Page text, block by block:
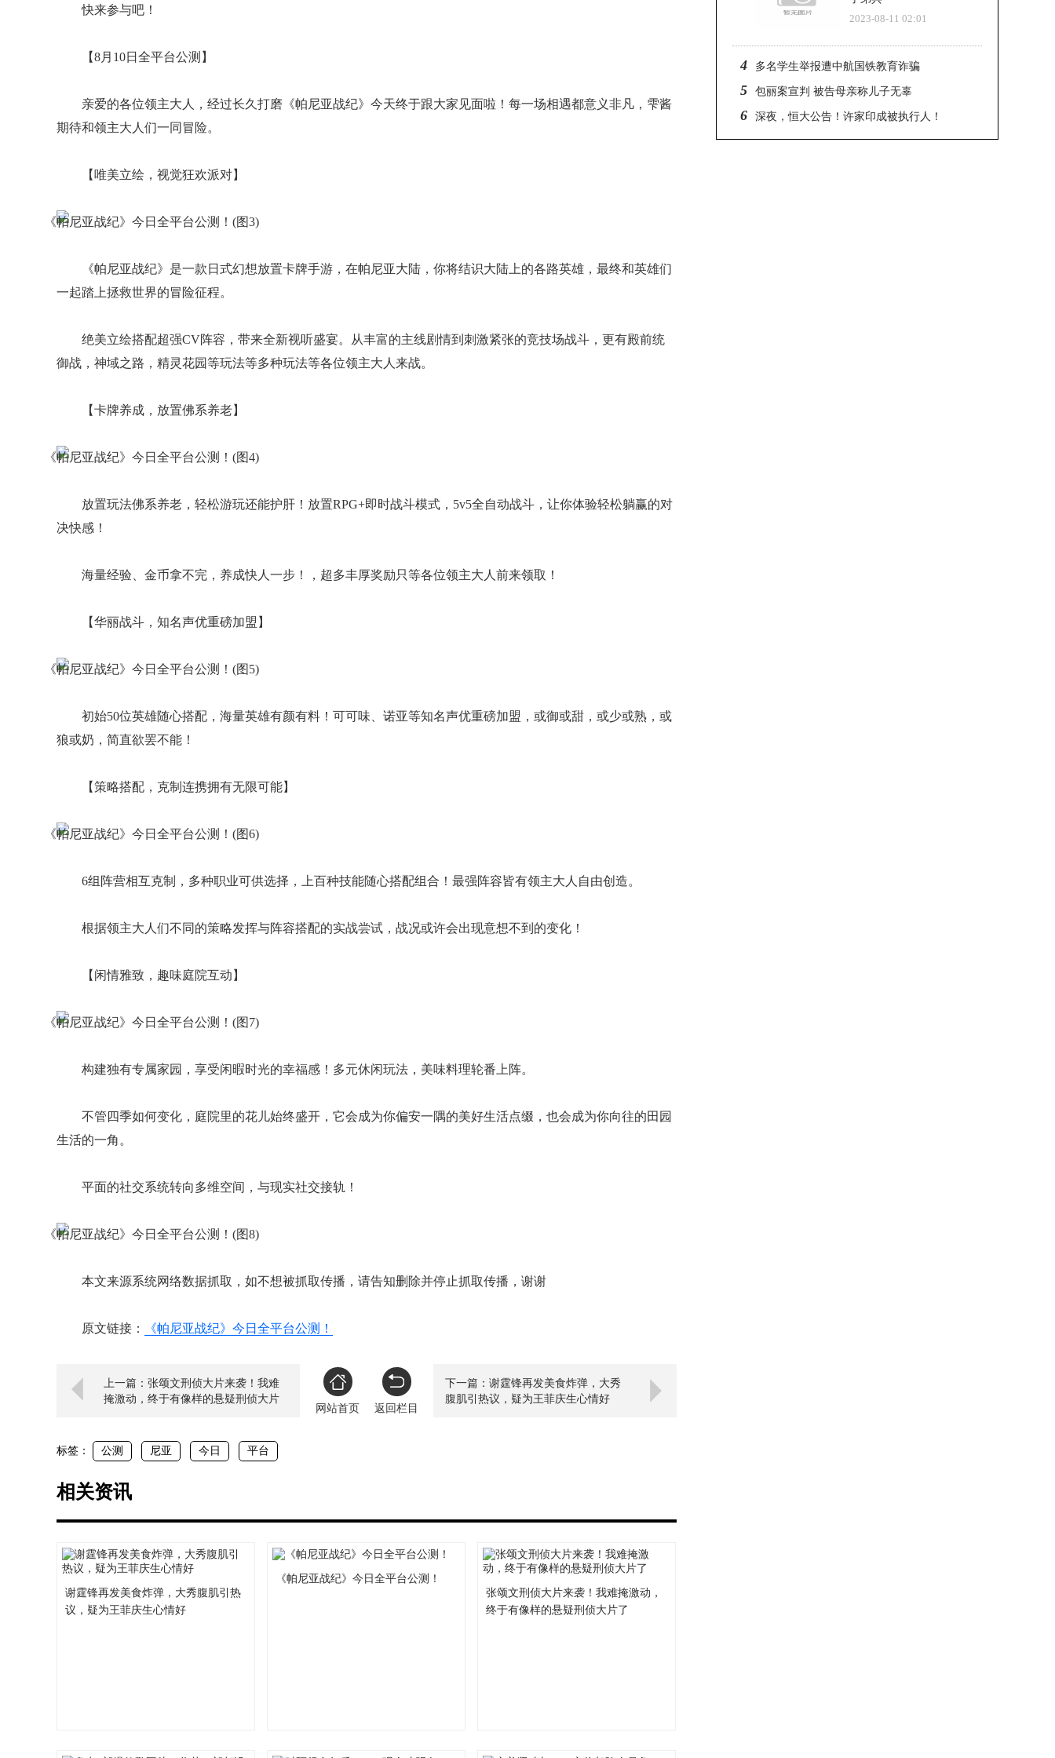
快来参与吧！
【8月10日全平台公测】
亲爱的各位领主大人，经过长久打磨《帕尼亚战纪》今天终于跟大家见面啦！每一场相遇都意义非凡，雫酱
期待和领主大人们一同冒险。
【唯美立绘，视觉狂欢派对】
《帕尼亚战纪》是一款日式幻想放置卡牌手游，在帕尼亚大陆，你将结识大陆上的各路英雄，最终和英雄们
一起踏上拯救世界的冒险征程。
绝美立绘搭配超强CV阵容，带来全新视听盛宴。从丰富的主线剧情到刺激紧张的竞技场战斗，更有殿前统
御战，神域之路，精灵花园等玩法等多种玩法等各位领主大人来战。
【卡牌养成，放置佛系养老】
放置玩法佛系养老，轻松游玩还能护肝！放置RPG+即时战斗模式，5v5全自动战斗，让你体验轻松躺赢的对
决快感！
海量经验、金币拿不完，养成快人一步！，超多丰厚奖励只等各位领主大人前来领取！
【华丽战斗，知名声优重磅加盟】
初始50位英雄随心搭配，海量英雄有颜有料！可可味、诺亚等知名声优重磅加盟，或御或甜，或少或熟，或
狼或奶，简直欲罢不能！
【策略搭配，克制连携拥有无限可能】
6组阵营相互克制，多种职业可供选择，上百种技能随心搭配组合！最强阵容皆有领主大人自由创造。
根据领主大人们不同的策略发挥与阵容搭配的实战尝试，战况或许会出现意想不到的变化！
【闲情雅致，趣味庭院互动】
构建独有专属家园，享受闲暇时光的幸福感！多元休闲玩法，美味料理轮番上阵。
不管四季如何变化，庭院里的花儿始终盛开，它会成为你偏安一隅的美好生活点缀，也会成为你向往的田园
生活的一角。
平面的社交系统转向多维空间，与现实社交接轨！
本文来源系统网络数据抓取，如不想被抓取传播，请告知删除并停止抓取传播，谢谢
原文链接： 《帕尼亚战纪》今日全平台公测！
上一篇：张颂文刑侦大片来袭！我难
掩激动，终于有像样的悬疑刑侦大片
网站首页 返回栏目
下一篇：谢霆锋再发美食炸弹，大秀
腹肌引热议，疑为王菲庆生心情好
标签： 公测 尼亚 今日 平台
相关资讯
谢霆锋再发美食炸弹，大秀腹肌引热
议，疑为王菲庆生心情好
《帕尼亚战纪》今日全平台公测！
张颂文刑侦大片来袭！我难掩激动，
终于有像样的悬疑刑侦大片了
2023-08-11 02:01
4 多名学生举报遭中航国铁教育诈骗
5 包丽案宣判 被告母亲称儿子无辜
6 深夜，恒大公告！许家印成被执行人！